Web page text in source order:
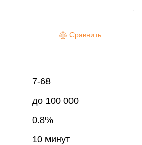
7-68
до 100 000
0.8%
10 минут
Сравнить